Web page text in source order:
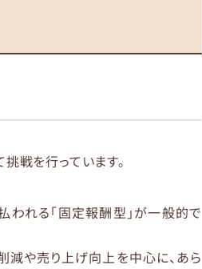
戦を行っています。
われる「固定報酬型」が一般的で
減や売り上げ向上を中心に、あら